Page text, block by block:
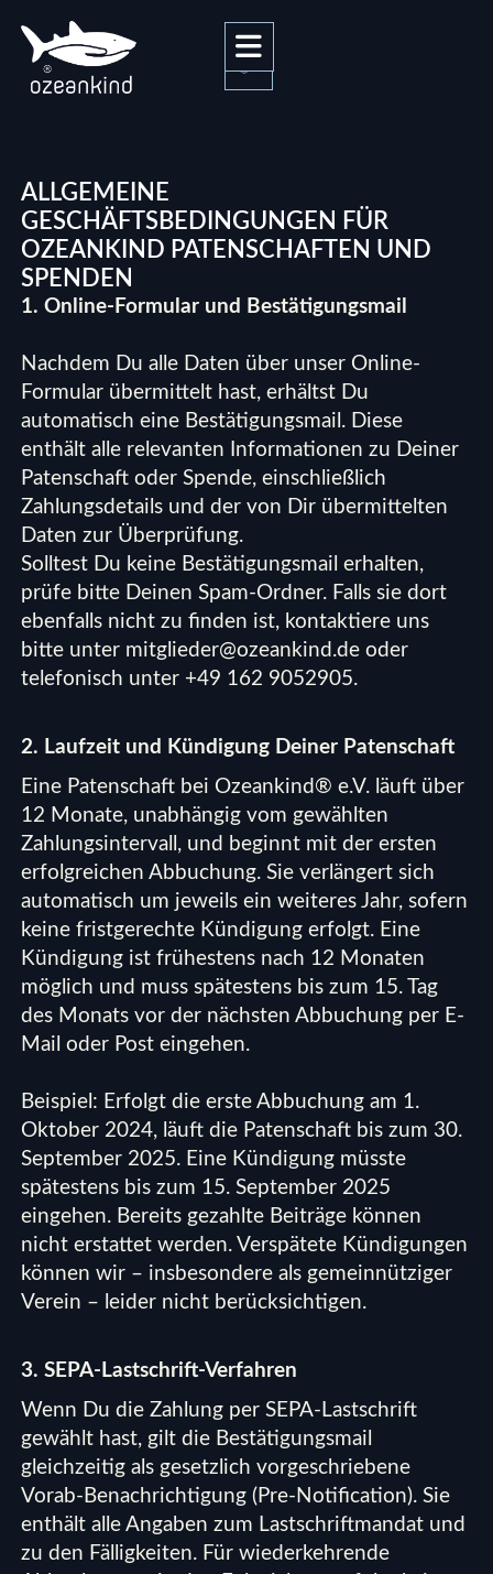
0
ALLGEMEINE
GESCHÄFTSBEDINGUNGEN FÜR
OZEANKIND PATENSCHAFTEN UND
SPENDEN
1. Online-Formular und Bestätigungsmail
Nachdem Du alle Daten über unser Online-
Formular übermittelt hast, erhältst Du
automatisch eine Bestätigungsmail. Diese
enthält alle relevanten Informationen zu Deiner
Patenschaft oder Spende, einschließlich
Zahlungsdetails und der von Dir übermittelten
Daten zur Überprüfung.
Solltest Du keine Bestätigungsmail erhalten,
prüfe bitte Deinen Spam-Ordner. Falls sie dort
ebenfalls nicht zu finden ist, kontaktiere uns
bitte unter mitglieder@ozeankind.de oder
telefonisch unter +49 162 9052905.
2. Laufzeit und Kündigung Deiner Patenschaft
Eine Patenschaft bei Ozeankind® e.V. läuft über
12 Monate, unabhängig vom gewählten
Zahlungsintervall, und beginnt mit der ersten
erfolgreichen Abbuchung. Sie verlängert sich
automatisch um jeweils ein weiteres Jahr, sofern
keine fristgerechte Kündigung erfolgt. Eine
Kündigung ist frühestens nach 12 Monaten
möglich und muss spätestens bis zum 15. Tag
des Monats vor der nächsten Abbuchung per E-
Mail oder Post eingehen.
Beispiel: Erfolgt die erste Abbuchung am 1.
Oktober 2024, läuft die Patenschaft bis zum 30.
September 2025. Eine Kündigung müsste
spätestens bis zum 15. September 2025
eingehen. Bereits gezahlte Beiträge können
nicht erstattet werden. Verspätete Kündigungen
können wir – insbesondere als gemeinnütziger
Verein – leider nicht berücksichtigen.
3. SEPA-Lastschrift-Verfahren
Wenn Du die Zahlung per SEPA-Lastschrift
gewählt hast, gilt die Bestätigungsmail
gleichzeitig als gesetzlich vorgeschriebene
Vorab-Benachrichtigung (Pre-Notification). Sie
enthält alle Angaben zum Lastschriftmandat und
zu den Fälligkeiten. Für wiederkehrende